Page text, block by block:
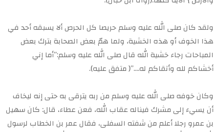
ولقد كان صلى الله عليه وسلم حريصا كل الحرص ألا يسبقه أحد في
هذا الخوف أو هذه الخشية، ولما همّ بعض الصحابة بترك بعض
المباحات رجاء خشية الله قال صلى الله عليه وسلم:”أما إني
أخشاكم لله وأتقاكم له….”( متفق عليه).
وكان خوفه صلى الله عليه وسلم من ربه يترقى به حتى إنه ليخاف
أن يسيء إلى مشرك فيناله عقاب الله، فعن عطاء، قال: كان سهيل
بن عمرو رجلا أعلم من شفته السفلى، فقال عمر بن الخطاب لرسول